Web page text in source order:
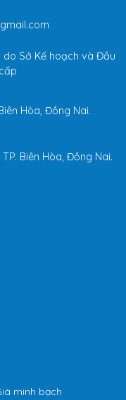
do Sở Kế hoạch và Đầu
Hòa, Đồng Nai.
Biên Hòa, Đồng Nai.
minh bạch